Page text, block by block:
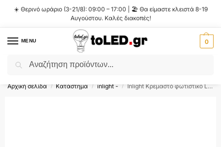
☀️ Θερινό ωράριο (3-21/8): 09:00 – 17:00 | 🏖️ Θα είμαστε κλειστά 8-19
Αυγούστου. Καλές διακοπές!
MENU 0
Flash Sale ⚡ 10% Έκπτωση με τον κωδικό
Αρχική σελίδα / Κατάστημα / inlight - / Inlight Κρεμαστό φωτιστικό LED 1xG9 από μαύρο μέταλλο και plexiglass D:49x200cm (4074-Black)